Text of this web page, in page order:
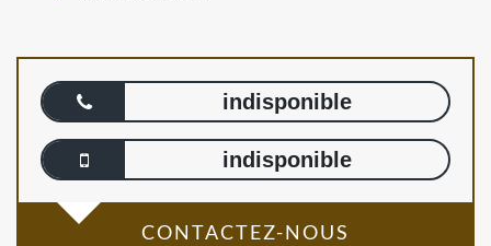
indisponible
indisponible
CONTACTEZ-NOUS